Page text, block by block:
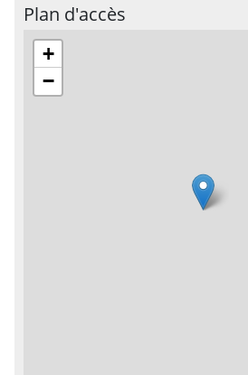
Plan d'accès
+
−